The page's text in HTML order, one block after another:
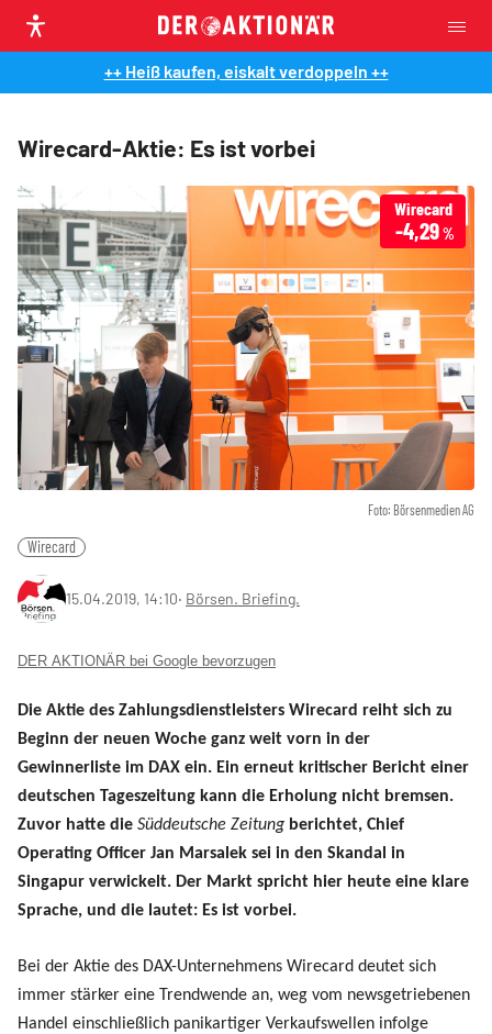
++ Heiß kaufen, eiskalt verdoppeln ++
Wirecard-Aktie: Es ist vorbei
Foto: Börsenmedien AG
Wirecard
-4,29%
Wirecard
15.04.2019, 14:10‧ Börsen. Briefing.
DER AKTIONÄR bei Google bevorzugen
Die Aktie des Zahlungsdienstleisters Wirecard reiht sich zu
Beginn der neuen Woche ganz weit vorn in der
Gewinnerliste im DAX ein. Ein erneut kritischer Bericht einer
deutschen Tageszeitung kann die Erholung nicht bremsen.
Zuvor hatte die Süddeutsche Zeitung berichtet, Chief
Operating Officer Jan Marsalek sei in den Skandal in
Singapur verwickelt. Der Markt spricht hier heute eine klare
Sprache, und die lautet: Es ist vorbei.
Bei der Aktie des DAX-Unternehmens Wirecard deutet sich
immer stärker eine Trendwende an, weg vom newsgetriebenen
Handel einschließlich panikartiger Verkaufswellen infolge